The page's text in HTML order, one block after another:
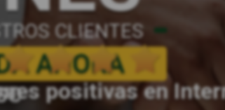
CLIENTES
AHORA
positivas en